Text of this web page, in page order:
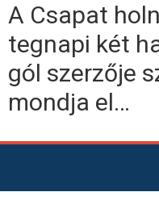
A Csapat
tegnapi két
gól szerzője
mondja el…